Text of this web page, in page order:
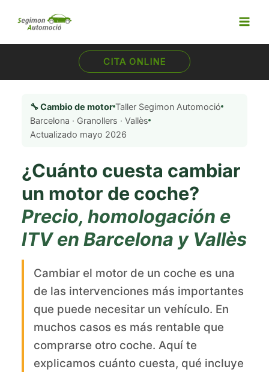
contenido
CITA ONLINE
🔧 Cambio de motor Taller Segimon Automoció
Barcelona · Granollers · Vallès
Actualizado mayo 2026
¿Cuánto cuesta cambiar
un motor de coche?
Precio, homologación e
ITV en Barcelona y Vallès
Cambiar el motor de un coche es una
de las intervenciones más importantes
que puede necesitar un vehículo. En
muchos casos es más rentable que
comprarse otro coche. Aquí te
explicamos cuánto cuesta, qué incluye